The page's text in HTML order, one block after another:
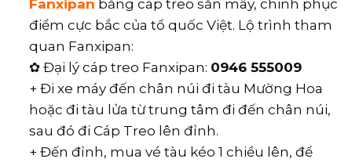
Fanxipan bằng cáp treo săn mây, chinh phục
điểm cực bắc của tổ quốc Việt. Lộ trình tham
quan Fanxipan:
✿ Đại lý cáp treo Fanxipan: 0946 555009
+ Đi xe máy đến chân núi đi tàu Mường Hoa
hoặc đi tàu lửa từ trung tâm đi đến chân núi,
sau đó đi Cáp Treo lên đỉnh.
+ Đến đỉnh, mua vé tàu kéo 1 chiều lên, để